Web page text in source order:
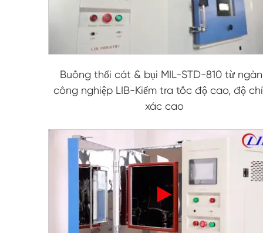
Buồng thổi cát & bụi MIL-STD-810 từ
công nghiệp LIB-Kiểm tra tốc độ cao, độ
xác cao